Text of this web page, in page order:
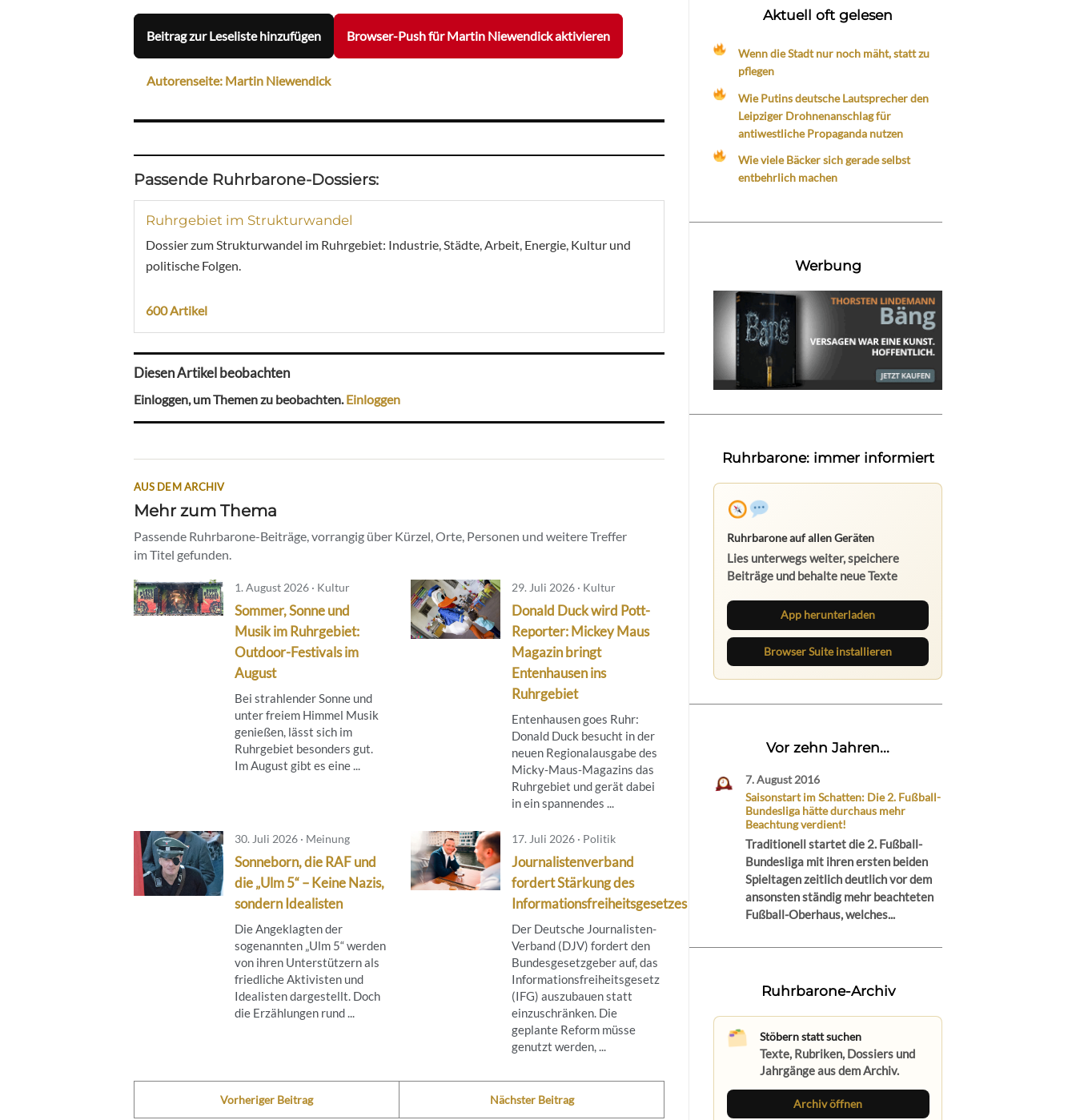
Beitrag zur Leseliste hinzufügen Browser-Push für Martin Niewendick aktivieren
Autorenseite: Martin Niewendick
Passende Ruhrbarone-Dossiers:
Ruhrgebiet im Strukturwandel
Dossier zum Strukturwandel im Ruhrgebiet: Industrie, Städte, Arbeit, Energie, Kultur und
politische Folgen.
600 Artikel
Diesen Artikel beobachten
Einloggen, um Themen zu beobachten.Einloggen
AUS DEM ARCHIV
Mehr zum Thema
Passende Ruhrbarone-Beiträge, vorrangig über Kürzel, Orte, Personen und weitere Treffer
im Titel gefunden.
1. August 2026 · Kultur
Sommer, Sonne und
Musik im Ruhrgebiet:
Outdoor-Festivals im
August
Bei strahlender Sonne und
unter freiem Himmel Musik
genießen, lässt sich im
Ruhrgebiet besonders gut.
Im August gibt es eine ...
29. Juli 2026 · Kultur
Donald Duck wird Pott-
Reporter: Mickey Maus
Magazin bringt
Entenhausen ins
Ruhrgebiet
Entenhausen goes Ruhr:
Donald Duck besucht in der
neuen Regionalausgabe des
Micky‑Maus‑Magazins das
Ruhrgebiet und gerät dabei
in ein spannendes ...
30. Juli 2026 · Meinung
Sonneborn, die RAF und
die „Ulm 5“ – Keine Nazis,
sondern Idealisten
Die Angeklagten der
sogenannten „Ulm 5“ werden
von ihren Unterstützern als
friedliche Aktivisten und
Idealisten dargestellt. Doch
die Erzählungen rund ...
17. Juli 2026 · Politik
Journalistenverband
fordert Stärkung des
Informationsfreiheitsgesetzes
Der Deutsche Journalisten-
Verband (DJV) fordert den
Bundesgesetzgeber auf, das
Informationsfreiheitsgesetz
(IFG) auszubauen statt
einzuschränken. Die
geplante Reform müsse
genutzt werden, ...
Vorheriger Beitrag Nächster Beitrag
Aktuell oft gelesen
Wenn die Stadt nur noch mäht, statt zu
pflegen
Wie Putins deutsche Lautsprecher den
Leipziger Drohnenanschlag für
antiwestliche Propaganda nutzen
Wie viele Bäcker sich gerade selbst
entbehrlich machen
Werbung
Ruhrbarone: immer informiert
Ruhrbarone auf allen Geräten
Lies unterwegs weiter, speichere
Beiträge und behalte neue Texte
App herunterladen
Browser Suite installieren
Vor zehn Jahren...
7. August 2016
Saisonstart im Schatten: Die 2. Fußball-
Bundesliga hätte durchaus mehr
Beachtung verdient!
Traditionell startet die 2. Fußball-
Bundesliga mit ihren ersten beiden
Spieltagen zeitlich deutlich vor dem
ansonsten ständig mehr beachteten
Fußball-Oberhaus, welches...
Ruhrbarone-Archiv
Stöbern statt suchen
Texte, Rubriken, Dossiers und
Jahrgänge aus dem Archiv.
Archiv öffnen